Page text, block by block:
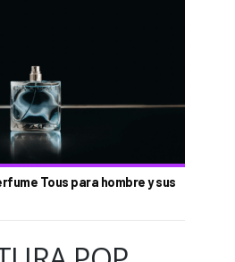
Tous para hombre y sus